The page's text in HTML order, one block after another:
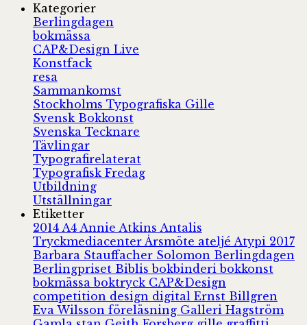
Kategorier
Berlingdagen
bokmässa
CAP&Design Live
Konstfack
resa
Sammankomst
Stockholms Typografiska Gille
Svensk Bokkonst
Svenska Tecknare
Tävlingar
Typografirelaterat
Typografisk Fredag
Utbildning
Utställningar
Etiketter
2014 A4 Annie Atkins Antalis
Tryckmediacenter Årsmöte ateljé Atypi 2017
Barbara Stauffacher Solomon Berlingdagen
Berlingpriset Biblisbokbinderibokkonst
bokmässaboktryck CAP&Design
competition design digital Ernst Billgren
Eva Wilsson föreläsning Galleri Hagström